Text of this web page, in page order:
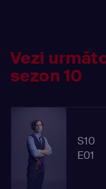
Vezi
sezon 10
S10
E01